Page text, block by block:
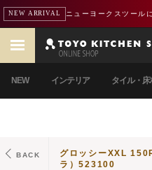
NEW ARRIVAL ニューヨークスツール
NEW インテリア タイル・床
BACK
グロッシーXXL
ラ）523100